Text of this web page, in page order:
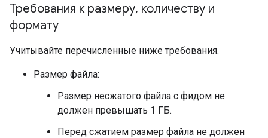
Требования к размеру, количеству и
формату
Учитывайте перечисленные ниже требования.
Размер файла:
Размер несжатого файла с фидом не
должен превышать 1 ГБ.
Перед сжатием размер файла не должен